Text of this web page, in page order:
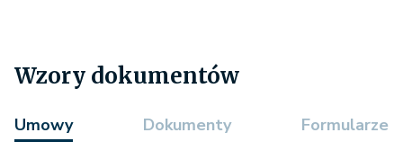
Wzory dokumentów
Umowy Dokumenty Formularze